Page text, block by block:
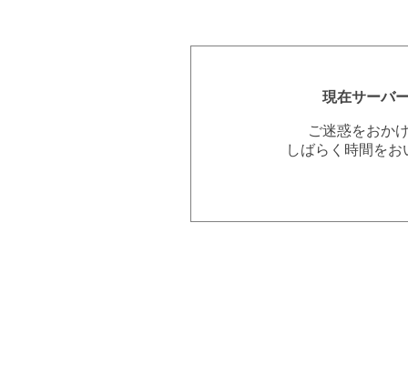
現在サーバ
ご迷惑をおか
しばらく時間を